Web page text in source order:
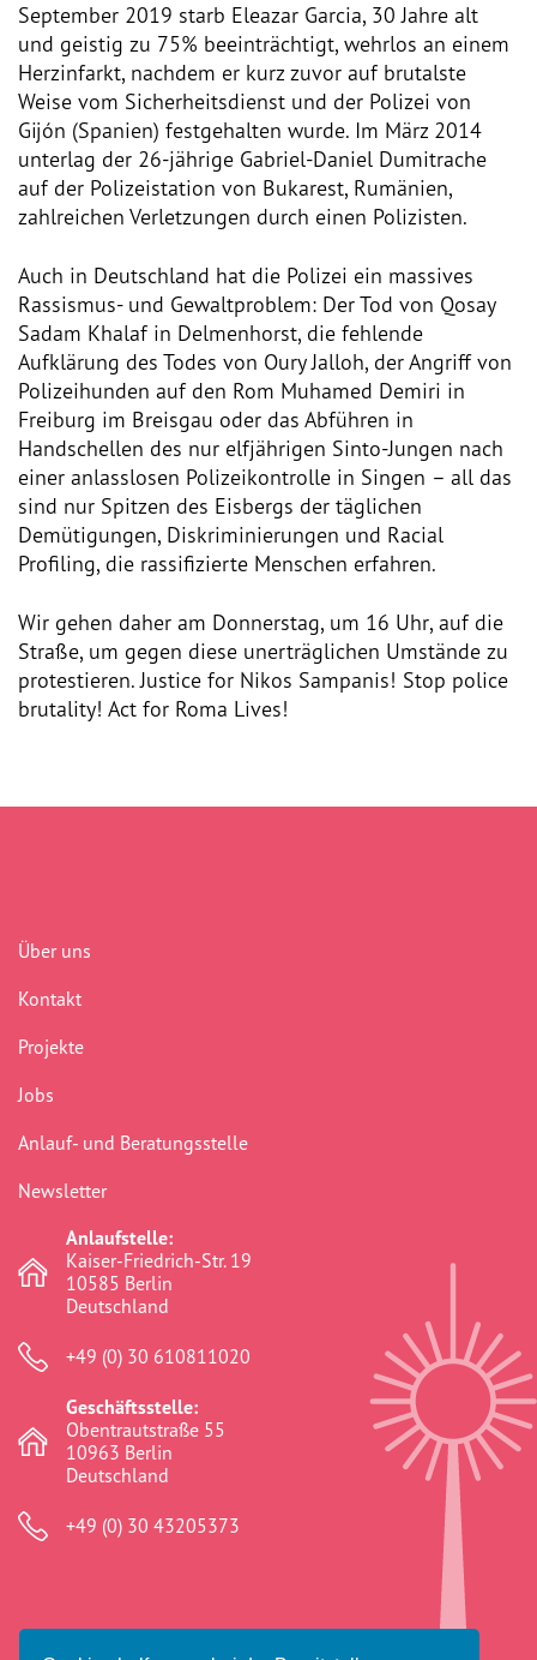
Presse
Pressemitteilungen
Positionen
Glossar
Newsletter
Fotos
September 2019 starb Eleazar Garcia, 30 Jahre alt
und geistig zu 75% beeinträchtigt, wehrlos an einem
Herzinfarkt, nachdem er kurz zuvor auf brutalste
Weise vom Sicherheitsdienst und der Polizei von
Gijón (Spanien) festgehalten wurde. Im März 2014
unterlag der 26-jährige Gabriel-Daniel Dumitrache
auf der Polizeistation von Bukarest, Rumänien,
zahlreichen Verletzungen durch einen Polizisten.
Auch in Deutschland hat die Polizei ein massives
Rassismus- und Gewaltproblem: Der Tod von Qosay
Sadam Khalaf in Delmenhorst, die fehlende
Aufklärung des Todes von Oury Jalloh, der Angriff von
Polizeihunden auf den Rom Muhamed Demiri in
Freiburg im Breisgau oder das Abführen in
Handschellen des nur elfjährigen Sinto-Jungen nach
einer anlasslosen Polizeikontrolle in Singen – all das
sind nur Spitzen des Eisbergs der täglichen
Demütigungen, Diskriminierungen und Racial
Profiling, die rassifizierte Menschen erfahren.
Wir gehen daher am Donnerstag, um 16 Uhr, auf die
Straße, um gegen diese unerträglichen Umstände zu
protestieren. Justice for Nikos Sampanis! Stop police
brutality! Act for Roma Lives!
Über uns
Kontakt
Projekte
Jobs
Anlauf- und Beratungsstelle
Newsletter
Anlaufstelle:
Kaiser-Friedrich-Str. 19
10585 Berlin
Deutschland
+49 (0) 30 610811020
Geschäftsstelle:
Obentrautstraße 55
10963 Berlin
Deutschland
+49 (0) 30 43205373